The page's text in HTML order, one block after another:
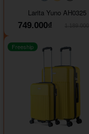
#093f69#ffa500
Larita Yuno AH0325
749.000₫
Freeship